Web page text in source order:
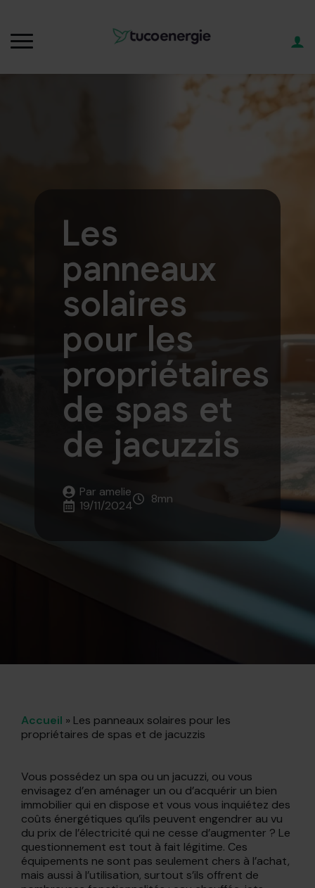
Les
panneaux
solaires
pour les
propriétaires
de spas et
de jacuzzis
Par amelie
19/11/2024
8mn
Accueil » Les panneaux solaires pour les
propriétaires de spas et de jacuzzis
Vous possédez un spa ou un jacuzzi, ou vous
envisagez d’en aménager un ou d’acquérir un bien
immobilier qui en dispose et vous vous inquiétez des
coûts énergétiques qu’ils peuvent engendrer au vu
du prix de l’électricité qui ne cesse d’augmenter ? Le
questionnement est tout à fait légitime. Ces
équipements ne sont pas seulement chers à l’achat,
mais aussi à l’utilisation, surtout s’ils offrent de